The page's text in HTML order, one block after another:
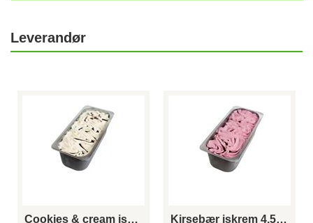
Leverandør
Cookies & cream iskrem 4,5 liter Kirsebær iskrem 4,5 liter